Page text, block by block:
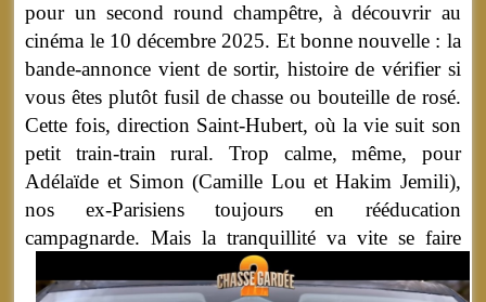
pour un second round champêtre, à découvrir au
cinéma le 10 décembre 2025. Et bonne nouvelle : la
bande-annonce vient de sortir, histoire de vérifier si
vous êtes plutôt fusil de chasse ou bouteille de rosé.
Cette fois, direction Saint-Hubert, où la vie suit son
petit train-train rural. Trop calme, même, pour
Adélaïde et Simon (Camille Lou et Hakim Jemili),
nos ex-Parisiens toujours en rééducation
campagnarde.Mais la tranquillité va vite se faire